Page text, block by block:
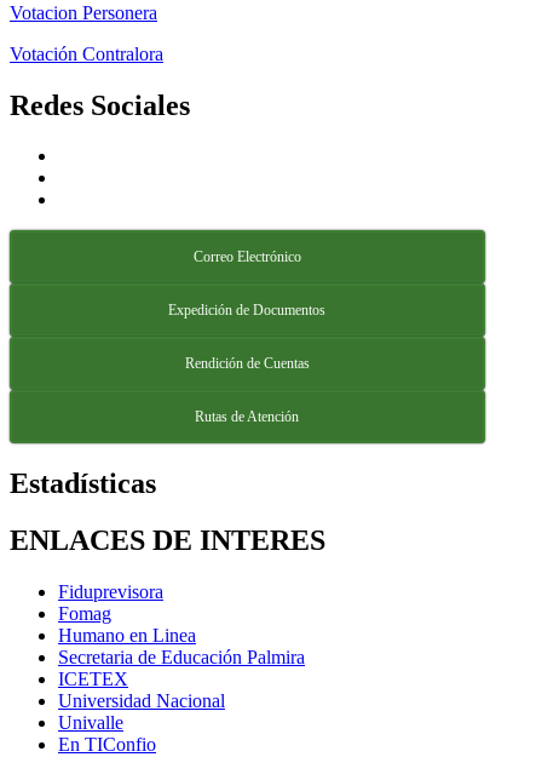
Votacion Personera
Votación Contralora
Redes Sociales
Correo Electrónico
Expedición de Documentos
Rendición de Cuentas
Rutas de Atención
Estadísticas
ENLACES DE INTERES
Fiduprevisora
Fomag
Humano en Linea
Secretaria de Educación Palmira
ICETEX
Universidad Nacional
Univalle
En TIConfio